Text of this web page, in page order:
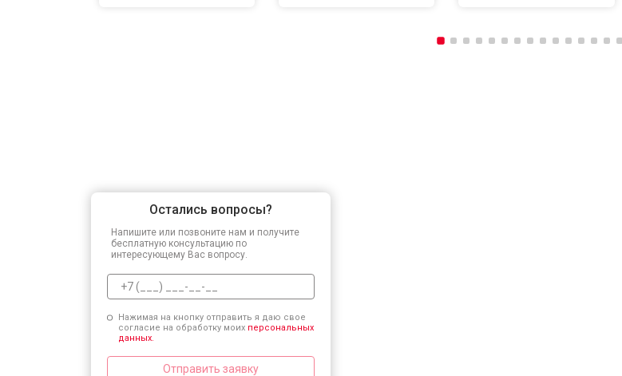
Остались вопросы?
Напишите или позвоните нам и получите
бесплатную консультацию по
интересующему Вас вопросу.
Нажимая на кнопку отправить я даю свое
согласие на обработку моих персональных
данных.
Отправить заявку